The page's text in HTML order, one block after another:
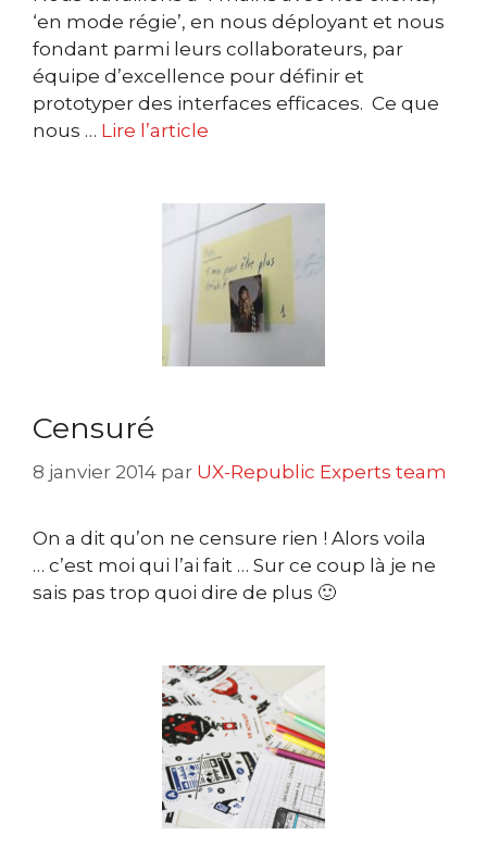
‘en mode régie’, en nous déployant et nous
fondant parmi leurs collaborateurs, par
équipe d’excellence pour définir et
prototyper des interfaces efficaces. Ce que
nous … Lire l’article
Censuré
8 janvier 2014 par UX-Republic Experts team
On a dit qu’on ne censure rien ! Alors voila
… c’est moi qui l’ai fait … Sur ce coup là je ne
sais pas trop quoi dire de plus 🙂